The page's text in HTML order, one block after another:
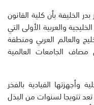
الخليفة بأن كلية القانون
والعربية الأولى التي
والعالم العربي ومنطقة
الجامعات العالمية
وأجهزتها القيادية بالفخر
تعد تتويجا لسنوات من البذل